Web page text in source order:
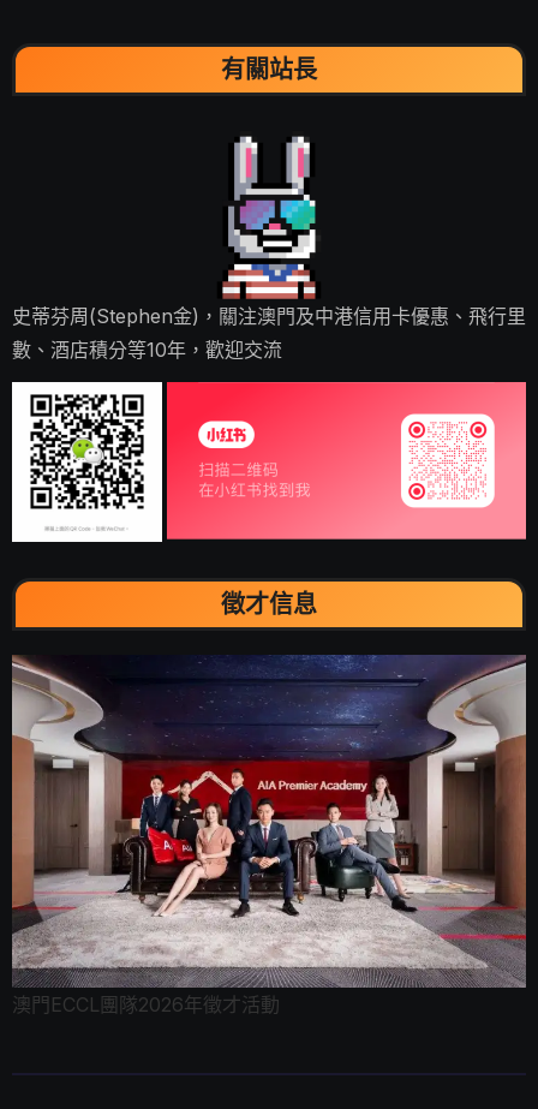
有關站長
史蒂芬周(Stephen金)，關注澳門及中港信用卡優惠、飛行里
數、酒店積分等10年，歡迎交流
徵才信息
澳門ECCL團隊2026年徵才活動